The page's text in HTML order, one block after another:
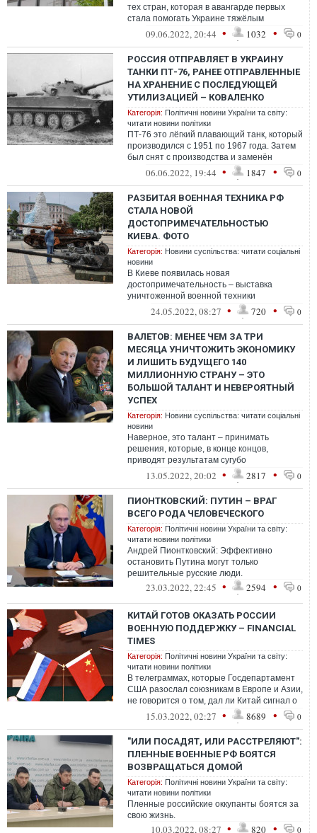
тех стран, которая в авангарде первых
стала помогать Украине тяжёлым
вооружением. Речь идёт о 152-мм гаубицах
09.06.2022, 20:44 • 1032 • 0
РОССИЯ ОТПРАВЛЯЕТ В УКРАИНУ
ТАНКИ ПТ-76, РАНЕЕ ОТПРАВЛЕННЫЕ
НА ХРАНЕНИЕ С ПОСЛЕДУЮЩЕЙ
УТИЛИЗАЦИЕЙ – КОВАЛЕНКО
Категорія: Політичні новини України та світу:
читати новини політики
ПТ-76 это лёгкий плавающий танк, который
производился с 1951 по 1967 года. Затем
был снят с производства и заменён
БМП-1.06.06.2022, 19:44 • 1847 • 0
РАЗБИТАЯ ВОЕННАЯ ТЕХНИКА РФ
СТАЛА НОВОЙ
ДОСТОПРИМЕЧАТЕЛЬНОСТЬЮ
КИЕВА. ФОТО
Категорія: Новини суспільства: читати соціальні
новини
В Киеве появилась новая
достопримечательность – выставка
уничтоженной военной техники
оккупантов. Экспозиция организована в
центре столицы, на Михайло...
24.05.2022, 08:27 • 720 • 0
ВАЛЕТОВ: МЕНЕЕ ЧЕМ ЗА ТРИ
МЕСЯЦА УНИЧТОЖИТЬ ЭКОНОМИКУ
И ЛИШИТЬ БУДУЩЕГО 140
МИЛЛИОННУЮ СТРАНУ – ЭТО
БОЛЬШОЙ ТАЛАНТ И НЕВЕРОЯТНЫЙ
УСПЕХ
Категорія: Новини суспільства: читати соціальні
новини
Наверное, это талант – принимать
решения, которые, в конце концов,
приводят результатам сугубо
противоположным заявленным.
13.05.2022, 20:02 • 2817 • 0
ПИОНТКОВСКИЙ: ПУТИН – ВРАГ
ВСЕГО РОДА ЧЕЛОВЕЧЕСКОГО
Категорія: Політичні новини України та світу:
читати новини політики
Андрей Пионтковский: Эффективно
остановить Путина могут только
решительные русские люди.
23.03.2022, 22:45 • 2594 • 0
КИТАЙ ГОТОВ ОКАЗАТЬ РОССИИ
ВОЕННУЮ ПОДДЕРЖКУ – FINANCIAL
TIMES
Категорія: Політичні новини України та світу:
читати новини політики
В телеграммах, которые Госдепартамент
США разослал союзникам в Европе и Азии,
не говорится о том, дал ли Китай сигнал о
том, что он будет помогать Рос...
15.03.2022, 02:27 • 8689 • 0
"ИЛИ ПОСАДЯТ, ИЛИ РАССТРЕЛЯЮТ":
ПЛЕННЫЕ ВОЕННЫЕ РФ БОЯТСЯ
ВОЗВРАЩАТЬСЯ ДОМОЙ
Категорія: Політичні новини України та світу:
читати новини політики
Пленные российские оккупанты боятся за
свою жизнь.
10.03.2022, 08:27 • 820 • 0